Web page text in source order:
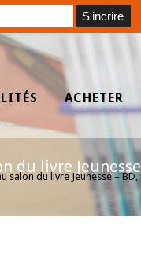
ACHETER
livre Jeunesse
du livre Jeunesse – BD,